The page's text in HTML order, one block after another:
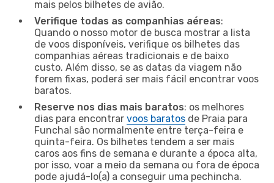
mais pelos bilhetes de avião.
Verifique todas as companhias aéreas:
Quando o nosso motor de busca mostrar a lista
de voos disponíveis, verifique os bilhetes das
companhias aéreas tradicionais e de baixo
custo. Além disso, se as datas da viagem não
forem fixas, poderá ser mais fácil encontrar voos
baratos.
Reserve nos dias mais baratos: os melhores
dias para encontrar voos baratos de Praia para
Funchal são normalmente entre terça-feira e
quinta-feira. Os bilhetes tendem a ser mais
caros aos fins de semana e durante a época alta,
por isso, voar a meio da semana ou fora de época
pode ajudá-lo(a) a conseguir uma pechincha.